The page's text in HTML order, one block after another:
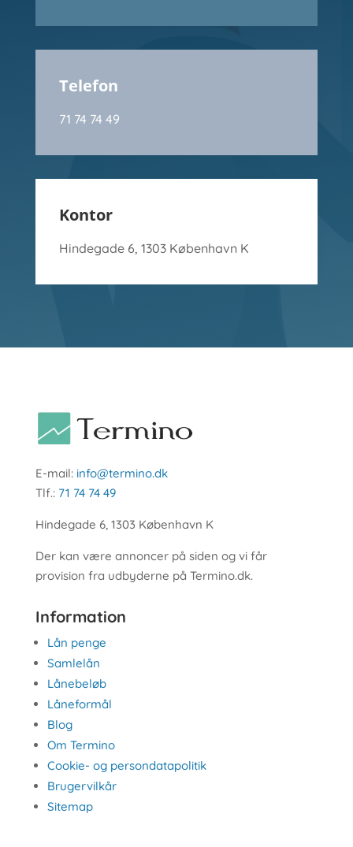
Telefon
71 74 74 49
Kontor
Hindegade 6, 1303 København K
E-mail: info@termino.dk
Tlf.: 71 74 74 49
Hindegade 6, 1303 København K
Der kan være annoncer på siden og vi får
provision fra udbyderne på Termino.dk.
Information
Lån penge
Samlelån
Lånebeløb
Låneformål
Blog
Om Termino
Cookie- og persondatapolitik
Brugervilkår
Sitemap